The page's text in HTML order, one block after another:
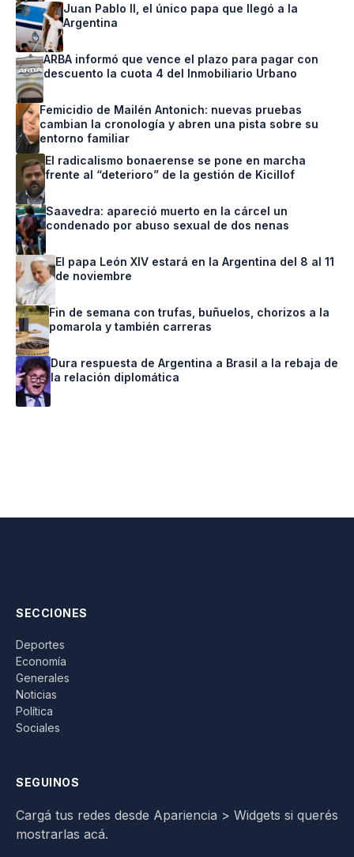
Juan Pablo II, el único papa que llegó a la
Argentina
ARBA informó que vence el plazo para pagar con
descuento la cuota 4 del Inmobiliario Urbano
Femicidio de Mailén Antonich: nuevas pruebas
cambian la cronología y abren una pista sobre su
entorno familiar
El radicalismo bonaerense se pone en marcha
frente al “deterioro” de la gestión de Kicillof
Saavedra: apareció muerto en la cárcel un
condenado por abuso sexual de dos nenas
El papa León XIV estará en la Argentina del 8 al 11
de noviembre
Fin de semana con trufas, buñuelos, chorizos a la
pomarola y también carreras
Dura respuesta de Argentina a Brasil a la rebaja de
la relación diplomática
SECCIONES
Deportes
Economía
Generales
Noticias
Política
Sociales
SEGUINOS
Cargá tus redes desde Apariencia > Widgets si querés
mostrarlas acá.